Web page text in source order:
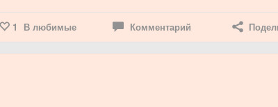
1 В любимые Комментарий